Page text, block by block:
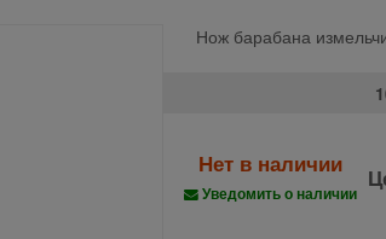
Нож барабана
Нет в наличии
Уведомить о наличии